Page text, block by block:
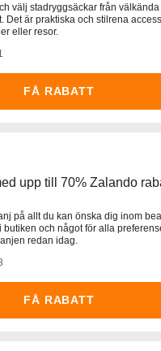
välj stadryggsäckar från
Det är praktiska och stilrena
eller resor.
FÅ RABATT
upp till 70% Zalando
på allt du kan önska dig inom
butiken och något för alla
redan idag.
FÅ RABATT